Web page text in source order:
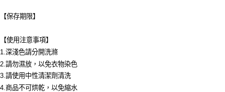
【保存期限】
【使用注意事項】
1.深淺色請分開洗滌
2.請勿濕放，以免衣物染色
3.請使用中性清潔劑清洗
4.商品不可烘乾，以免縮水